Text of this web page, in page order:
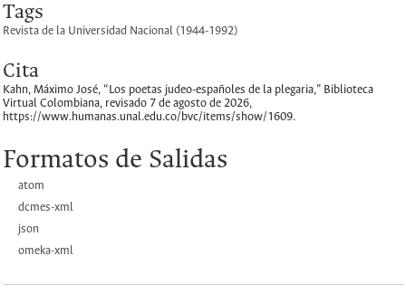
Tags
Revista de la Universidad Nacional (1944-1992)
Cita
Kahn, Máximo José, “Los poetas judeo-españoles de la plegaria,” Biblioteca
Virtual Colombiana, revisado 7 de agosto de 2026,
https://www.humanas.unal.edu.co/bvc/items/show/1609.
Formatos de Salidas
atom
dcmes-xml
json
omeka-xml